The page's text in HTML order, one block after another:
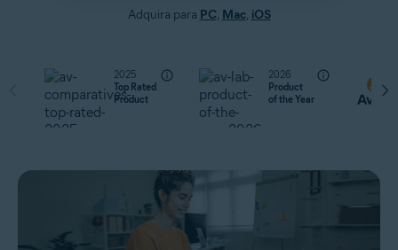
Adquira para PC, Mac, iOS
2025
Top Rated
Product
2026
Product
of the Year